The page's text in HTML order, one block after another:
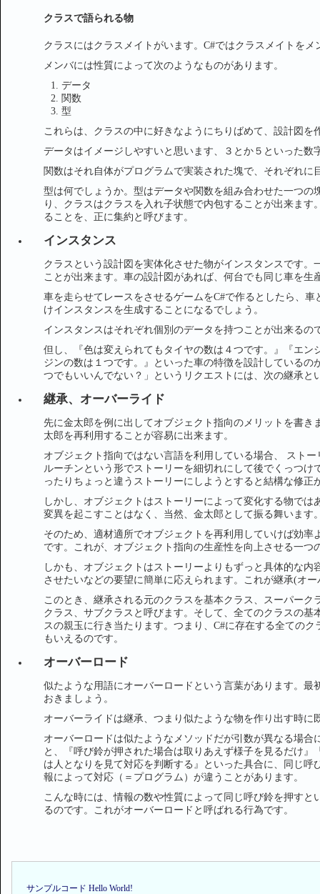
クラスで語られる物
クラスにはクラスメイトがいます。C#ではクラスメイトをメ
メンバには性質によって次のようなものがあります。
データ
関数
型
これらは、クラスの中に好きなようにちりばめて、設計図を
データはイメージしやすいと思います、３とか５といった数
関数はそれ自体がプログラムで実装された塊で、それぞれに
型は何でしょうか。型はデータや関数を組み合わせた一つ
り、クラスはクラスを入れ子状態で内包することが出来ま
ることを、正に集約と呼びます。
インスタンス
クラスという設計図を実体化させた物がインスタンスです
ことが出来ます。車の設計図があれば、何台でも同じ車を生
車を走らせてレースをさせるゲームをC#で作るとしたら、
けインスタンスを生成することになるでしょう。
インスタンスはそれぞれ個別のデータを持つことが出来る
但し、『色は変えられてもタイヤの数は４つです。』『エ
ジンの数は１つです。』といった車の特徴を設計している
つでもいいんでない？」というリクエストには、次の継承と
継承、オーバーライド
先に金太郎を例に出してオブジェクト指向のメリットを書
太郎を再利用することが容易に出来ます。
オブジェクト指向ではない言語を利用している場合、 スト
ルーチンという形でストーリーを細切れにして後でくっつ
ったりちょっと違うストーリーにしようとすると結構な修正
しかし、オブジェクトはストーリーによって変化する物で
変異を起こすことはなく、当然、金太郎として振る舞います
そのため、適材適所でオブジェクトを再利用していけば効
です。これが、オブジェクト指向の生産性を向上させる一つ
しかも、オブジェクトはストーリーよりもずっと具体的な
させたいなどの要望に簡単に応えられます。これが継承(オ
このとき、継承される元のクラスを基本クラス、スーパー
クラス、サブクラスと呼びます。そして、全てのクラスの基
スの親玉に行き当たります。つまり、C#に存在する全ての
もいえるのです。
オーバーロード
似たような用語にオーバーロードという言葉があります。
おきましょう。
オーバーライドは継承、つまり似たような物を作り出す時
オーバーロードは似たようなメソッドだが引数が異なる場
と、『呼び鈴が押された場合は取りあえず様子を見るだけ
は人となりを見て対応を判断する』といった具合に、同じ
報によって対応（＝プログラム）が違うことがあります。
こんな時には、情報の数や性質によって同じ呼び鈴を押す
るのです。これがオーバーロードと呼ばれる行為です。
サンプルコード Hello World!